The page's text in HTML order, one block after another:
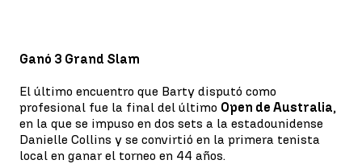
Ganó 3 Grand Slam
El último encuentro que Barty disputó como
profesional fue la final del último Open de Australia,
en la que se impuso en dos sets a la estadounidense
Danielle Collins y se convirtió en la primera tenista
local en ganar el torneo en 44 años.